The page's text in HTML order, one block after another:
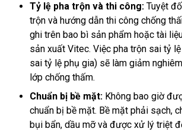
Tỷ lệ pha trộn và thi công: Tuyệt
trộn và hướng dẫn thi công chống
ghi trên bao bì sản phẩm hoặc tài
sản xuất Vitec. Việc pha trộn sai tỷ
sai tỷ lệ phụ gia) sẽ làm giảm
lớp chống thấm.
Chuẩn bị bề mặt: Không bao giờ
chuẩn bị bề mặt. Bề mặt phải sạch,
bụi bẩn, dầu mỡ và được xử lý triệt